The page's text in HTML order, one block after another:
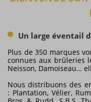
Un large éventail
Plus de 350 marques
connues aux brûleries
Neisson, Damoiseau…
Nous distribuons des
: Plantation, Vélier,